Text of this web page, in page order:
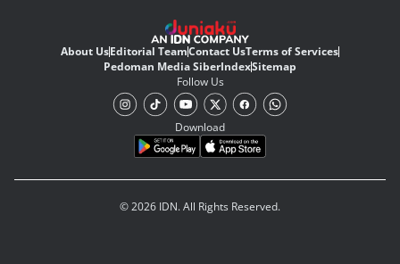
About UsEditorial TeamContact UsTerms of Services
Pedoman Media SiberIndexSitemap
Follow Us
Download
© 2026 IDN. All Rights Reserved.